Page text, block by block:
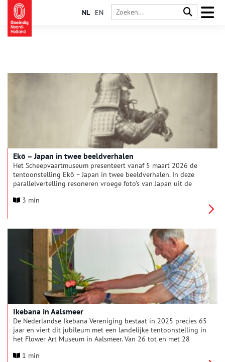
NL EN
Ekō – Japan in twee beeldverhalen
Het Scheepvaartmuseum presenteert vanaf 5 maart 2026 de
tentoonstelling Ekō – Japan in twee beeldverhalen. In deze
parallelvertelling resoneren vroege foto’s van Japan uit de
eigentijdse werk van fotograaf en beeldend kunstenaar Anaïs
3 min
Ikebana in Aalsmeer
De Nederlandse Ikebana Vereniging bestaat in 2025 precies 65
jaar en viert dit jubileum met een landelijke tentoonstelling in
het Flower Art Museum in Aalsmeer. Van 26 tot en met 28
Japanse kunst van het bloemschikken. De tentoonstelling
1 min